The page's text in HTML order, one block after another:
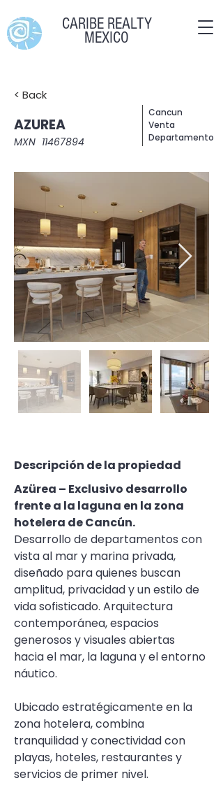
CARIBE REALTY
MEXICO
< Back
AZUREA
MXN 11467894
Cancun
Venta
Departamento
Descripción de la propiedad
Azürea – Exclusivo desarrollo
frente a la laguna en la zona
hotelera de Cancún.
Desarrollo de departamentos con
vista al mar y marina privada,
diseñado para quienes buscan
amplitud, privacidad y un estilo de
vida sofisticado. Arquitectura
contemporánea, espacios
generosos y visuales abiertas
hacia el mar, la laguna y el entorno
náutico.
Ubicado estratégicamente en la
zona hotelera, combina
tranquilidad y conectividad con
playas, hoteles, restaurantes y
servicios de primer nivel.